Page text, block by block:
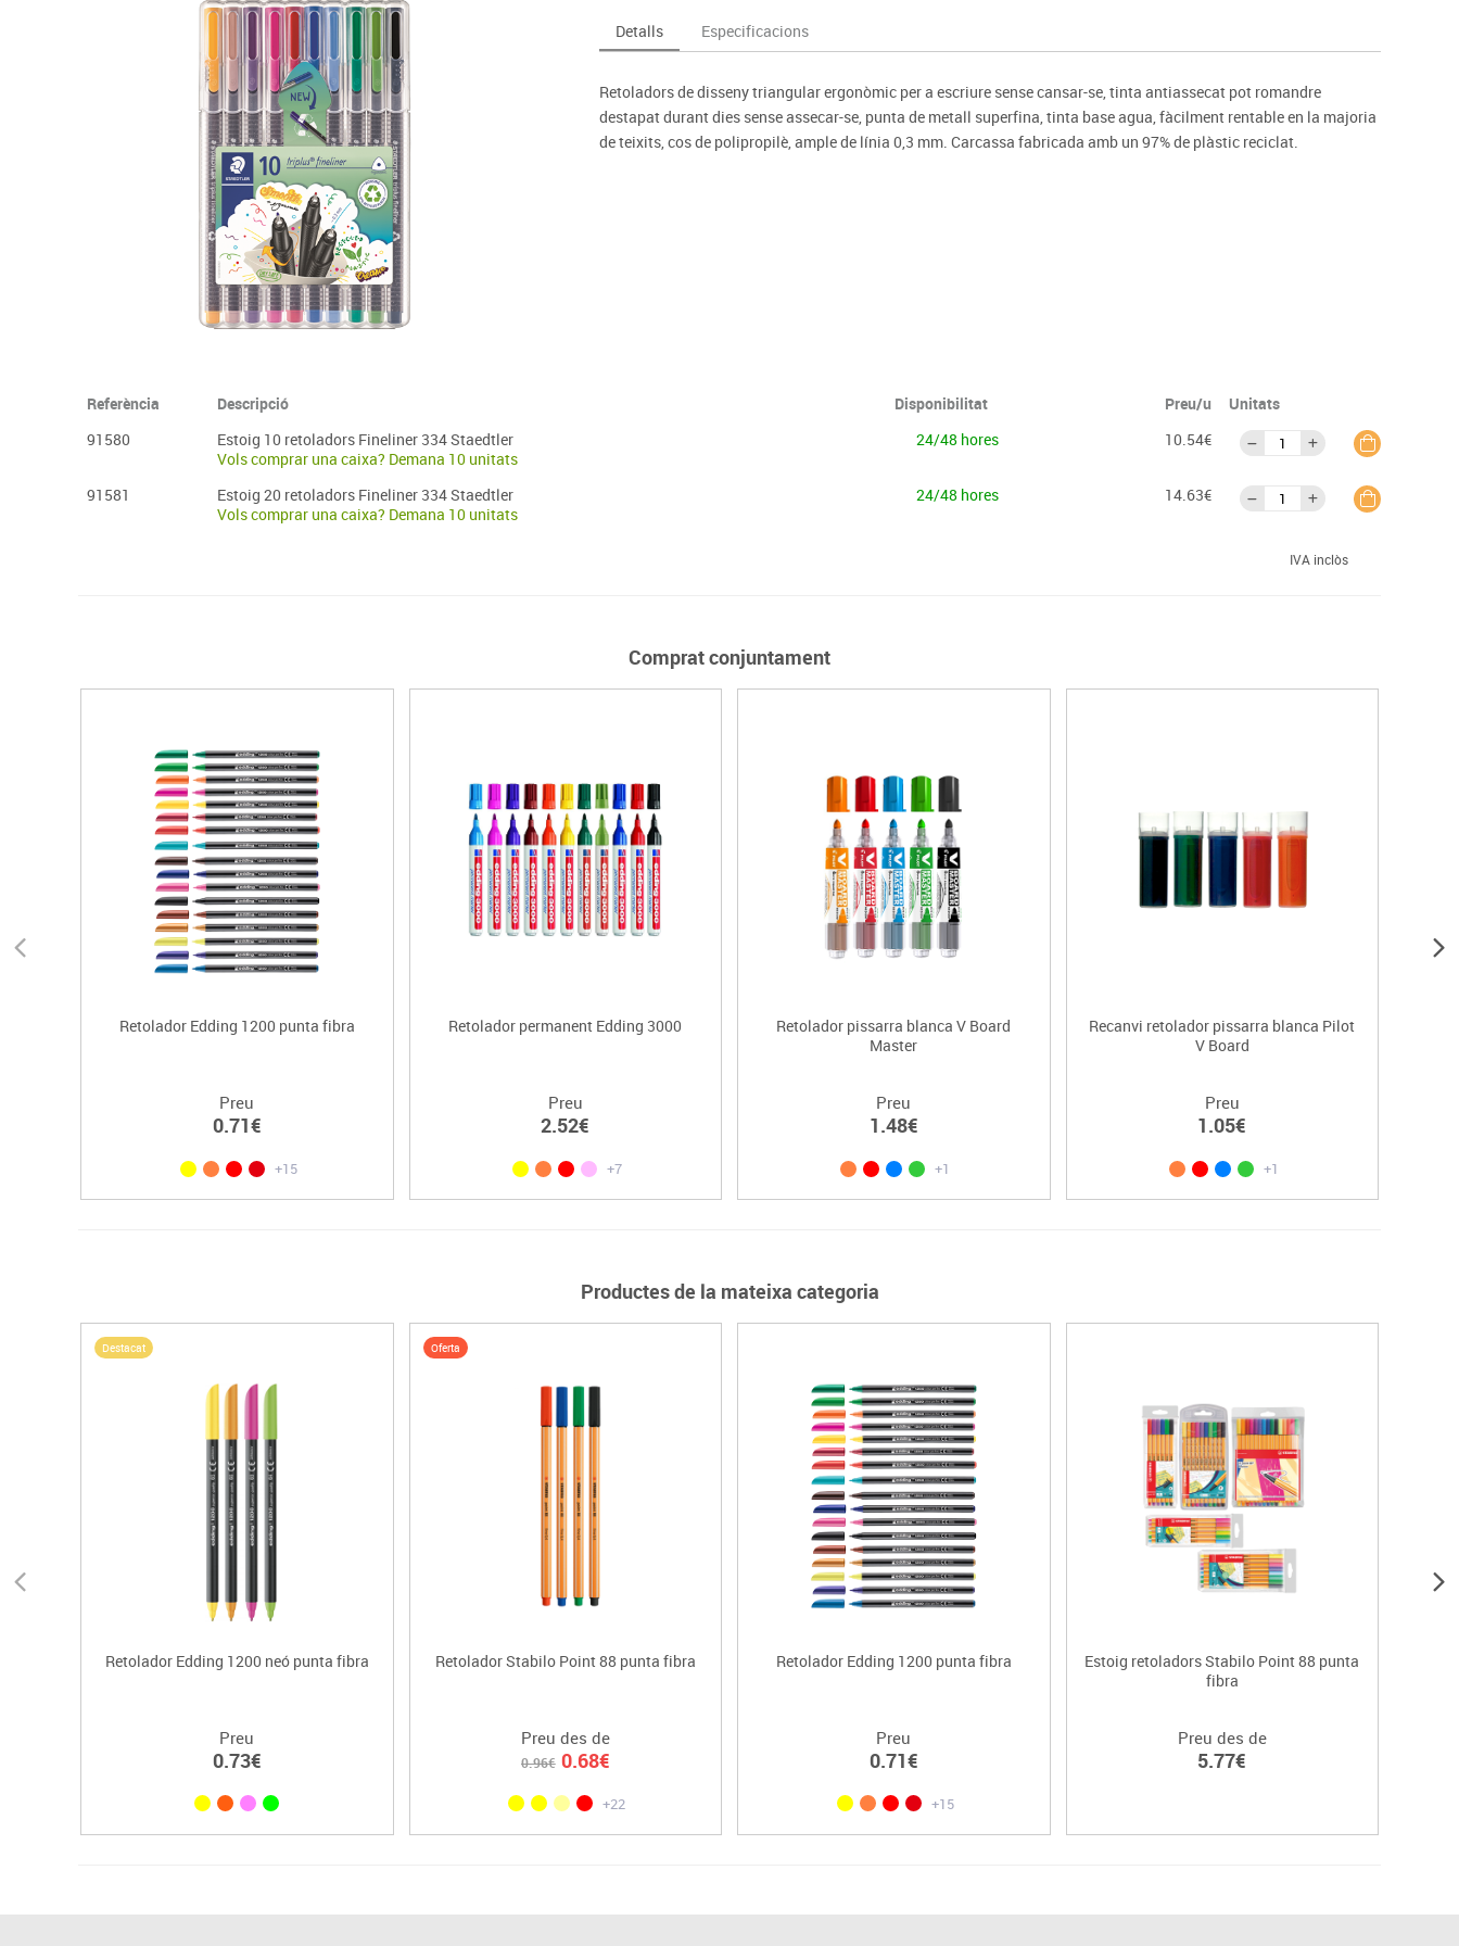
Complements d'oficina
Plastificació, enquadernació i destrucció
Dibuix tècnic i artístic
Construccions
Espais exteriors
Psicomotricitat
Jocs simbòlics
Mobiliari tecnològic
Monitors interactius
Videoprojecció
Taules escolars, abatibles i polivalents
Penjadors, prestatges i taquilles
Cadires, bancs i tamborets
Entrenament
Foam
Esports raqueta
Gimnàstica rítmica
Detalls Especificacions
Retoladors de disseny triangular ergonòmic per a escriure sense cansar-se, tinta antiassecat pot romandre
destapat durant dies sense assecar-se, punta de metall superfina, tinta base agua, fàcilment rentable en la majoria
de teixits, cos de polipropilè, ample de línia 0,3 mm. Carcassa fabricada amb un 97% de plàstic reciclat.
Referència Descripció Disponibilitat Preu/u
Unitats
91580
Estoig 10 retoladors Fineliner 334 Staedtler
Vols comprar una caixa? Demana 10 unitats
24/48 hores 10.54€
91581
Estoig 20 retoladors Fineliner 334 Staedtler
Vols comprar una caixa? Demana 10 unitats
24/48 hores 14.63€
IVA inclòs
Comprat conjuntament
Retolador Edding 1200 punta fibra
Preu
0.71€
+15
Retolador permanent Edding 3000
Preu
2.52€
+7
Retolador pissarra blanca V Board
Master
Preu
1.48€
+1
Recanvi retolador pissarra blanca Pilot
V Board
Preu
1.05€
+1
Productes de la mateixa categoria
Destacat
Retolador Edding 1200 neó punta fibra
Preu
0.73€
Oferta
Retolador Stabilo Point 88 punta fibra
Preu des de
0.96€ 0.68€
+22
Retolador Edding 1200 punta fibra
Preu
0.71€
+15
Estoig retoladors Stabilo Point 88 punta
fibra
Preu des de
5.77€